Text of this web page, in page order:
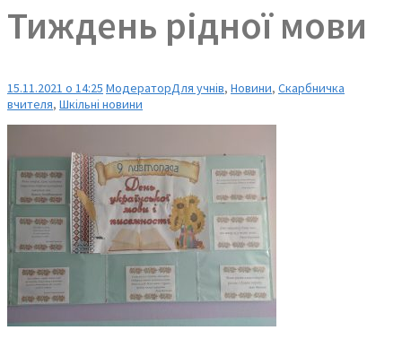
Тиждень рідної мови
15.11.2021 о 14:25 МодераторДля учнів, Новини, Скарбничка
вчителя, Шкільні новини